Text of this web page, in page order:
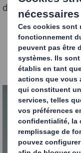
des économies.